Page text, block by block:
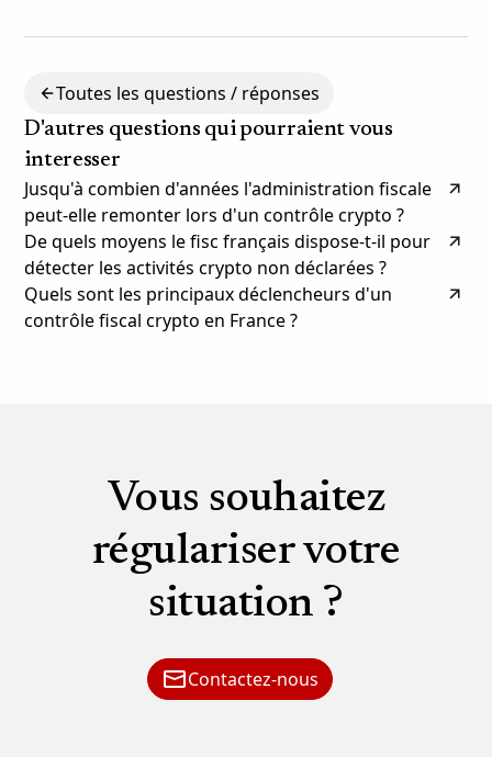
Toutes les questions / réponses
D'autres questions qui pourraient vous
interesser
Jusqu'à combien d'années l'administration fiscale
peut-elle remonter lors d'un contrôle crypto ?
De quels moyens le fisc français dispose-t-il pour
détecter les activités crypto non déclarées ?
Quels sont les principaux déclencheurs d'un
contrôle fiscal crypto en France ?
Vous souhaitez
régulariser votre
situation ?
Contactez-nous